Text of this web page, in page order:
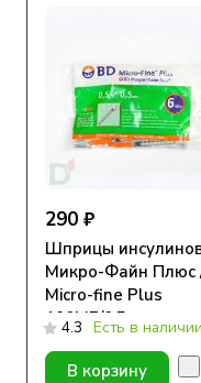
290 ₽
Шприцы
Микро-Файн Плюс
Micro-fine Plus
100МЕ/0,5мл с
31G (0.25мм*6мм),
шт.
4.3 Есть в наличии
В корзину